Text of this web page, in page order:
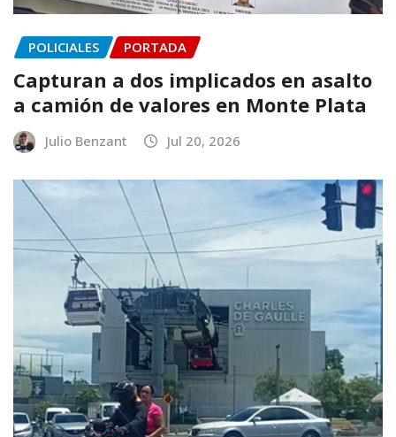
POLICIALES PORTADA
Capturan a dos implicados en asalto
a camión de valores en Monte Plata
Julio Benzant Jul 20, 2026